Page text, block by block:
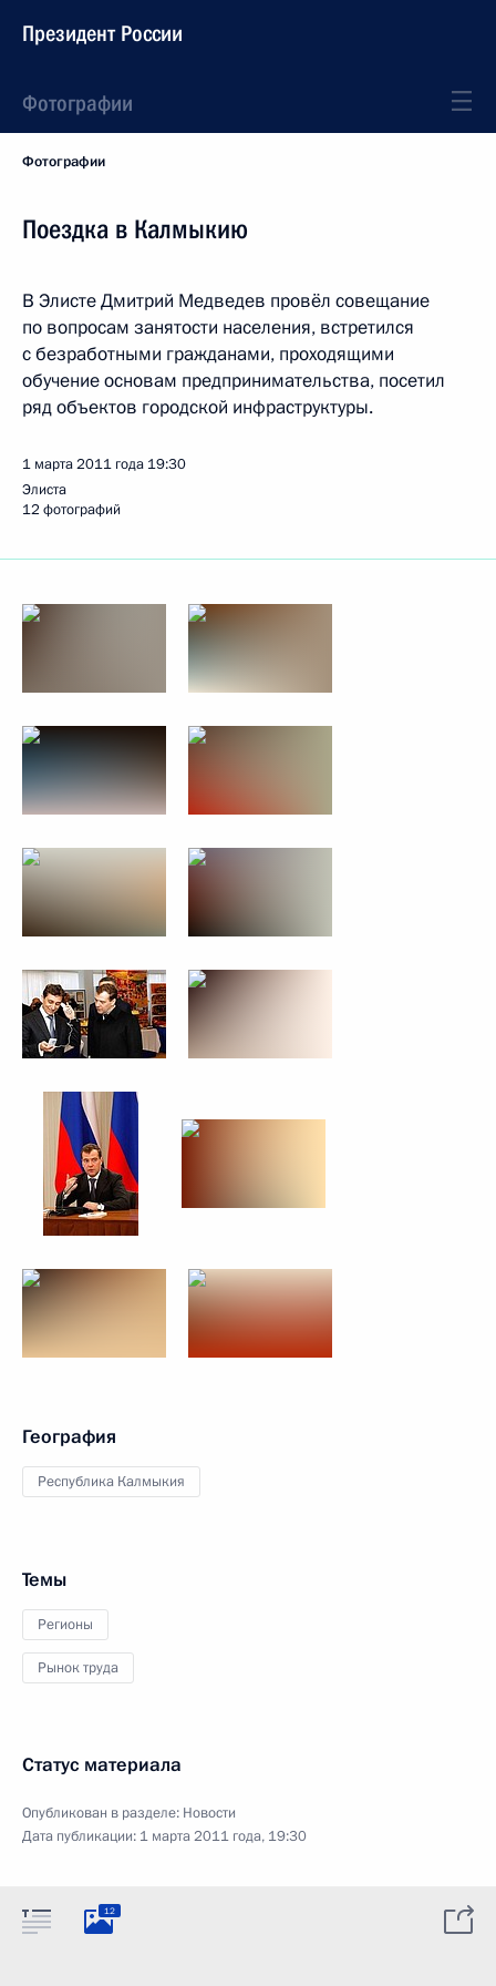
Президент России
Фотографии
Фотографии
Поездка в Калмыкию
В Элисте Дмитрий Медведев провёл совещание
по вопросам занятости населения, встретился
с безработными гражданами, проходящими
обучение основам предпринимательства, посетил
ряд объектов городской инфраструктуры.
1 марта 2011 года 19:30
Элиста
12 фотографий
География
Республика Калмыкия
Темы
Регионы
Рынок труда
Статус материала
Опубликован в разделе: Новости
Дата публикации: 1 марта 2011 года, 19:30
12